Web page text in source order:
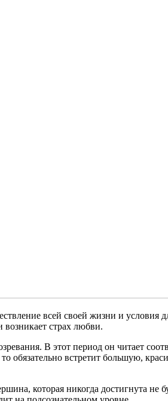
всей своей жизни и условия
возникает страх любви.
В этот период он читает
обязательно встретит большую,
которая никогда достигнута не